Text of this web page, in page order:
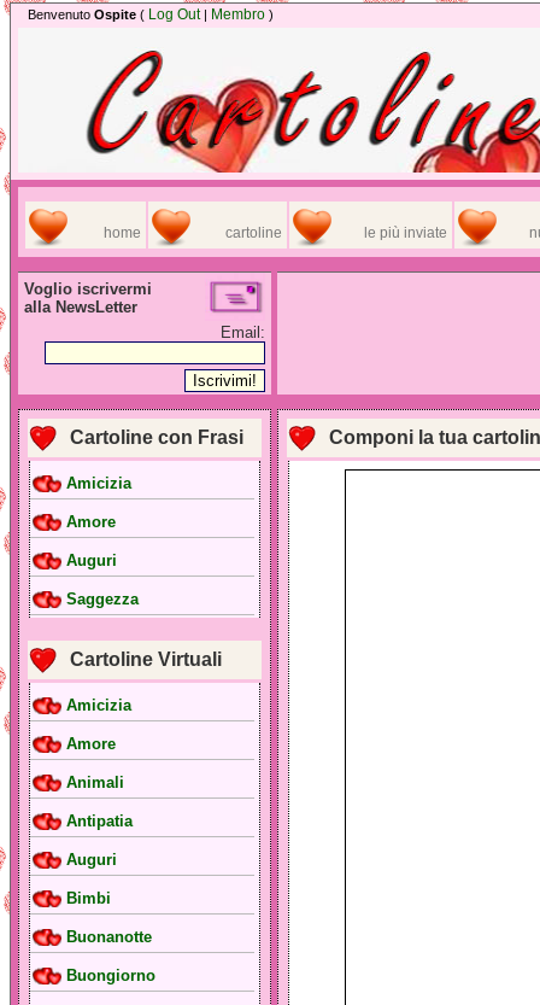
Benvenuto Ospite ( Log Out| Membro )
home cartoline le più inviate
Voglio iscrivermi
alla NewsLetter
Email:
Cartoline con Frasi
Amicizia
Amore
Auguri
Saggezza
Cartoline Virtuali
Amicizia
Amore
Animali
Antipatia
Auguri
Bimbi
Buonanotte
Buongiorno
Componi la tua